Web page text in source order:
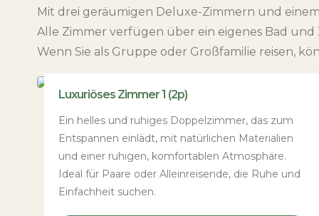
Mit drei geräumigen Deluxe-Zimmern und
Alle Zimmer verfügen über ein eigenes Bad
Wenn Sie als Gruppe oder Großfamilie reisen,
Luxuriöses Zimmer 1 (2p)
Ein helles und ruhiges Doppelzimmer, das zum
Entspannen einlädt, mit natürlichen Materialien
und einer ruhigen, komfortablen Atmosphäre.
Ideal für Paare oder Alleinreisende, die Ruhe und
Einfachheit suchen.